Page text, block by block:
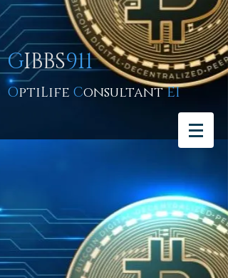
GIBBS911
OptiLife ConsultantEI